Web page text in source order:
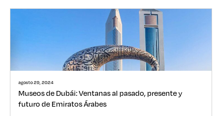
agosto 29, 2024
Museos de Dubái: Ventanas al pasado, presente y
futuro de Emiratos Árabes